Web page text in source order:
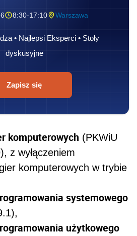
8:30-17:10 Warszawa
• Najlepsi Eksperci • Stoły
dyskusyjne
Zapisz się
komputerowych (PKWiU
z wyłączeniem
komputerowych w trybie
systemowego
użytkowego